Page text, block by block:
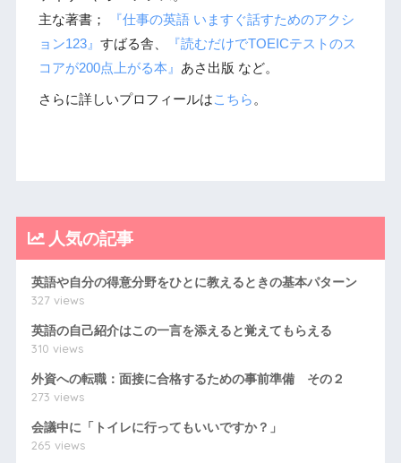
主な著書；
『仕事の英語 いますぐ話すためのアクシ
ョン123』 すばる舎、
『読むだけでTOEICテストのス
コアが200点上がる本』 あさ出版 など。
さらに詳しいプロフィールはこちら 。
人気の記事
英語や自分の得意分野をひとに教えるときの基本パターン
327 views
英語の自己紹介はこの一言を添えると覚えてもらえる
310 views
外資への転職：面接に合格するための事前準備 その２
273 views
会議中に「トイレに行ってもいいですか？」
265 views